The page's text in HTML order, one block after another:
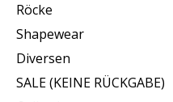
Röcke
Shapewear
Diversen
SALE (KEINE RÜCKGABE)